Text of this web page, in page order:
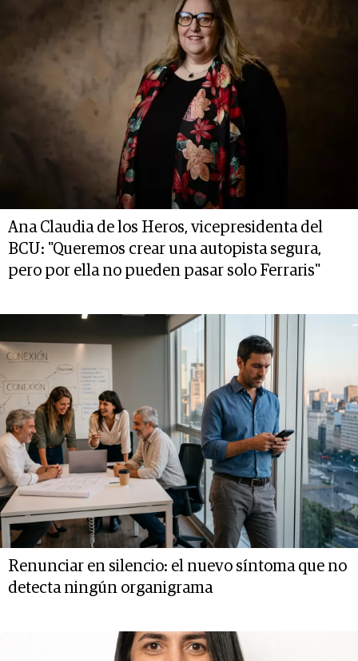
Ana Claudia de los Heros, vicepresidenta del
BCU: "Queremos crear una autopista segura,
pero por ella no pueden pasar solo Ferraris"
Renunciar en silencio: el nuevo síntoma que no
detecta ningún organigrama